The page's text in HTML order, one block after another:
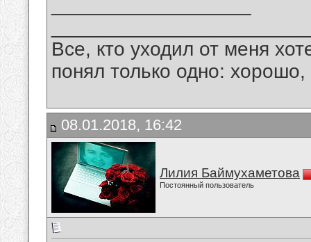
Все, кто уходил от меня
понял только одно:
08.01.2018, 16:42
Лилия Баймухаметова
Постоянный пользователь